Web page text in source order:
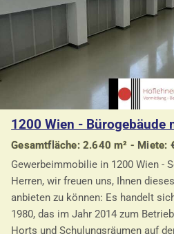
1200 Wien - Bürogebäude
Gesamtfläche: 2.640 m² - Miete:
Gewerbeimmobilie in 1200 Wien -
Herren, wir freuen uns, Ihnen
anbieten zu können: Es handelt
1980, das im Jahr 2014 zum
Horts und Schulungsräumen auf